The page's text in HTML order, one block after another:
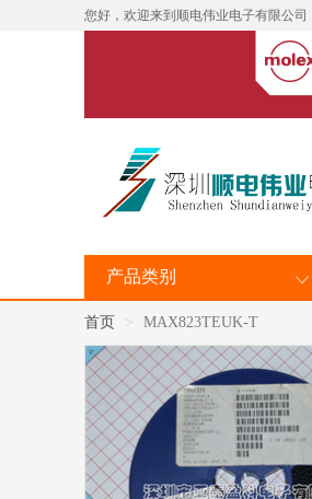
您好，欢迎来到顺电伟业电子有限公司
产品类别
首页 MAX823TEUK-T